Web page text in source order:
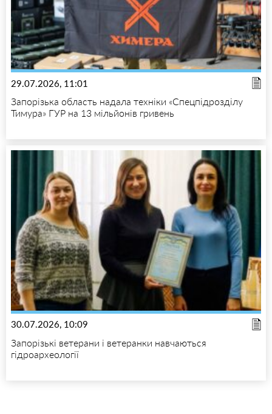
29.07.2026, 11:01
Запорізька область надала техніки «Спецпідрозділу
Тимура» ГУР на 13 мільйонів гривень
30.07.2026, 10:09
Запорізькі ветерани і ветеранки навчаються
гідроархеології